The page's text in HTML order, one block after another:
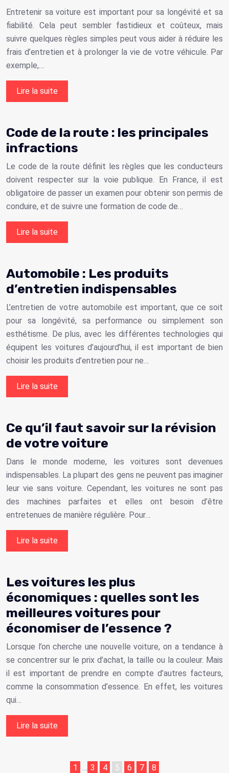
Entretenir sa voiture est important pour sa longévité et sa
fiabilité. Cela peut sembler fastidieux et coûteux, mais
suivre quelques règles simples peut vous aider à réduire les
frais d’entretien et à prolonger la vie de votre véhicule. Par
exemple,…
Lire la suite
Code de la route : les principales
infractions
Le code de la route définit les règles que les conducteurs
doivent respecter sur la voie publique. En France, il est
obligatoire de passer un examen pour obtenir son permis de
conduire, et de suivre une formation de code de…
Lire la suite
Automobile : Les produits
d’entretien indispensables
L’entretien de votre automobile est important, que ce soit
pour sa longévité, sa performance ou simplement son
esthétisme. De plus, avec les différentes technologies qui
équipent les voitures d’aujourd’hui, il est important de bien
choisir les produits d’entretien pour ne…
Lire la suite
Ce qu’il faut savoir sur la révision
de votre voiture
Dans le monde moderne, les voitures sont devenues
indispensables. La plupart des gens ne peuvent pas imaginer
leur vie sans voiture. Cependant, les voitures ne sont pas
des machines parfaites et elles ont besoin d’être
entretenues de manière régulière. Pour…
Lire la suite
Les voitures les plus
économiques : quelles sont les
meilleures voitures pour
économiser de l’essence ?
Lorsque l’on cherche une nouvelle voiture, on a tendance à
se concentrer sur le prix d’achat, la taille ou la couleur. Mais
il est important de prendre en compte d’autres facteurs,
comme la consommation d’essence. En effet, les voitures
qui…
Lire la suite
1 3 4 5 6 7 8